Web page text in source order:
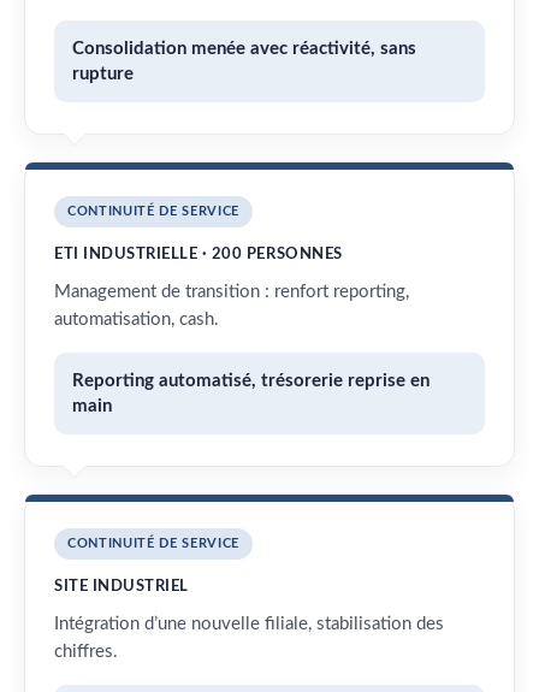
Consolidation menée avec réactivité, sans
rupture
CONTINUITÉ DE SERVICE
ETI INDUSTRIELLE · 200 PERSONNES
Management de transition : renfort reporting,
automatisation, cash.
Reporting automatisé, trésorerie reprise en
main
CONTINUITÉ DE SERVICE
SITE INDUSTRIEL
Intégration d’une nouvelle filiale, stabilisation des
chiffres.